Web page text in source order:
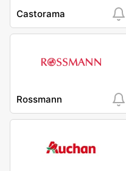
Castorama
Rossmann